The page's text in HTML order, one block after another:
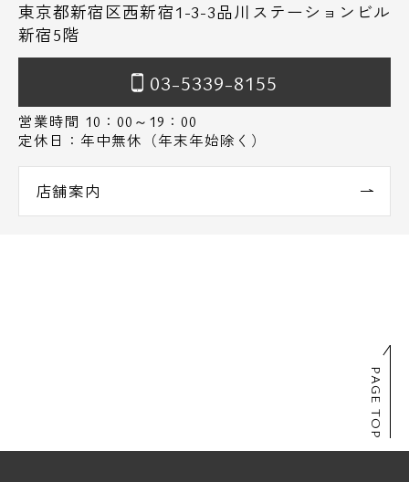
東京都新宿区西新宿1-3-3品川ステーションビル
新宿5階
03-5339-8155
営業時間 10：00～19：00
定休日：年中無休（年末年始除く）
店舗案内
PAGE TOP